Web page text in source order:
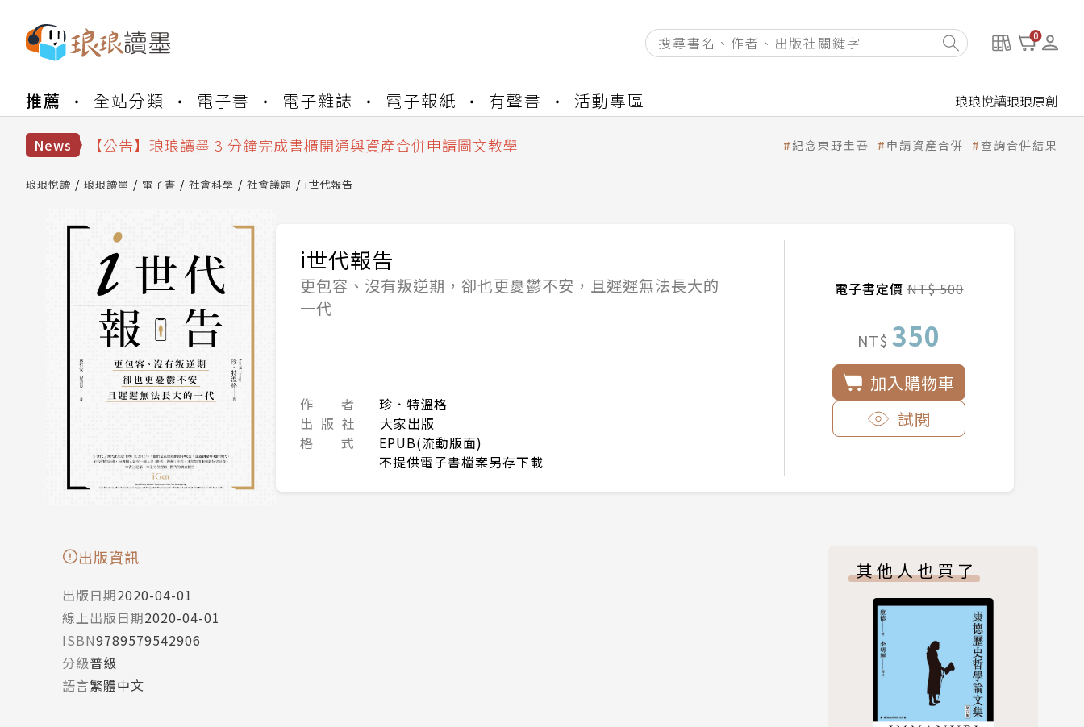
0
推薦 全站分類 電子書 電子雜誌 電子報紙 有聲書 活動專區 琅琅悅讀琅琅原創
News
【公告】琅琅讀墨數位閱讀資產合併與書櫃開通申請
【公告】琅琅讀墨 3 分鐘完成書櫃開通與資產合併申請圖文教學
【公告】琅琅讀墨數位閱讀資產合併與書櫃開通申請
紀念東野圭吾 申請資產合併 查詢合併結果
琅琅悅讀 琅琅讀墨 電子書 社會科學 社會議題 i世代報告
i世代報告
更包容、沒有叛逆期，卻也更憂鬱不安，且遲遲無法長大的
一代
作 者
珍．特溫格
出 版 社
大家出版
格 式
EPUB(流動版面)
不提供電子書檔案另存下載
電子書定價NT$ 500
NT$ 350
加入購物車
試閱
出版資訊
出版日期2020-04-01
線上出版日期2020-04-01
ISBN9789579542906
分級普級
語言繁體中文
其他人也買了